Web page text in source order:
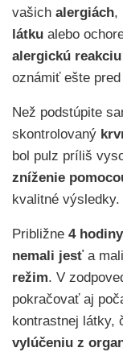
vašich alergiách,
látku alebo
alergickú reakciu
oznámiť ešte
Než podstúpite
skontrolovaný
bol pulz príliš
zníženie
kvalitné výsledky.
Približne 4 hodiny
nemali jesť a
režim. V
pokračovať aj
kontrastnej látky,
vylúčeniu z